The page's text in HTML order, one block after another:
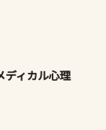
ディカル心理